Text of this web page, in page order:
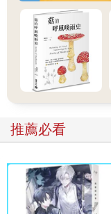
清潔劑。就這樣，剛
過後的沙漠。在自然
前一刻還是極樂天堂
在人造環境中，很
間裡，環境差異極大
大的壓力，只是研究
事端來。已經有令人
這個過程很可能老
為，室內微生物會和
間，對這樣的演化來
可是我們對微生物
大的探井中，手裡卻
有能力移植心臟，但
推薦必看